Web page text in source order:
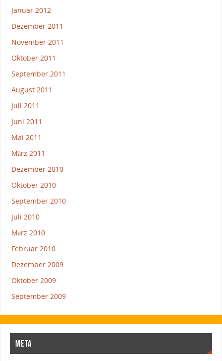
Januar 2012
Dezember 2011
November 2011
Oktober 2011
September 2011
August 2011
Juli 2011
Juni 2011
Mai 2011
März 2011
Dezember 2010
Oktober 2010
September 2010
Juli 2010
März 2010
Februar 2010
Dezember 2009
Oktober 2009
September 2009
META